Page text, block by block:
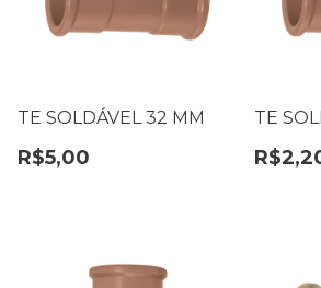
TE SOLDÁVEL 32 MM
R$5,00
TE